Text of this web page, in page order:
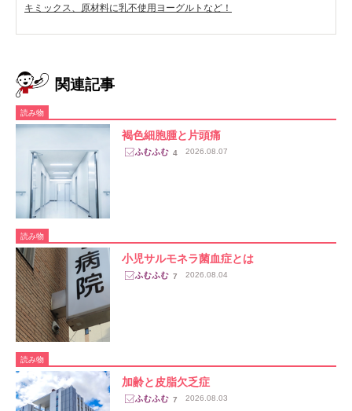
キミックス、原材料に乳不使用ヨーグルトなど！
関連記事
読み物
褐色細胞腫と片頭痛
4 2026.08.07
読み物
小児サルモネラ菌血症とは
7 2026.08.04
読み物
加齢と皮脂欠乏症
7 2026.08.03